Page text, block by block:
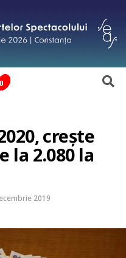
crește
la 2.080 la
2019